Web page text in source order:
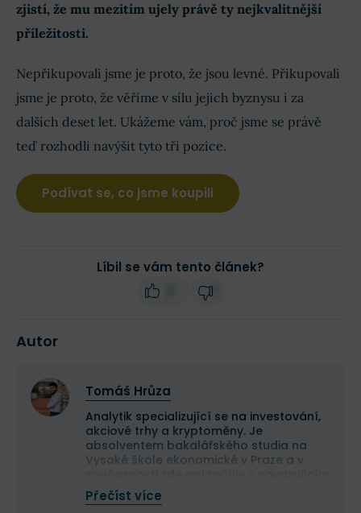
zjistí, že mu mezitím ujely právě ty nejkvalitnější
příležitosti.
Nepřikupovali jsme je proto, že jsou levné. Přikupovali
jsme je proto, že věříme v sílu jejich byznysu i za
dalších deset let. Ukážeme vám, proč jsme se právě
teď rozhodli navýšit tyto tři pozice.
Podívat se, co jsme koupili
Líbil se vám tento článek?
1
Autor
Tomáš Hrůza
Analytik specializující se na investování,
akciové trhy a kryptoměny. Je
absolventem bakalářského studia na
Vysoké škole ekonomické v Praze a v
magisterském studiu.
Na finančních trzích se pohybuje již více
Přečíst více